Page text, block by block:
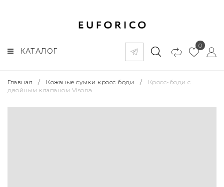
КАТАЛОГ
0
Главная / Кожаные сумки кросс боди /
Кросс-боди с
двойным клапаном Visona